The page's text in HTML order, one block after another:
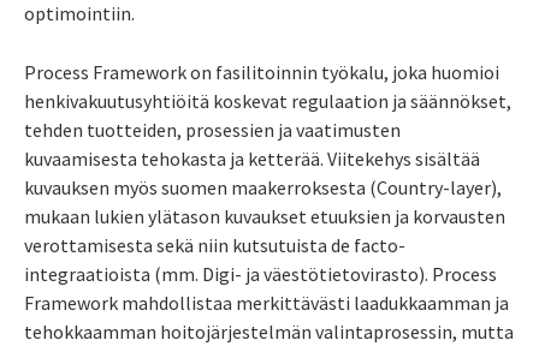
optimointiin.
Process Framework on fasilitoinnin työkalu, joka huomioi
henkivakuutusyhtiöitä koskevat regulaation ja säännökset,
tehden tuotteiden, prosessien ja vaatimusten
kuvaamisesta tehokasta ja ketterää. Viitekehys sisältää
kuvauksen myös suomen maakerroksesta (Country-layer),
mukaan lukien ylätason kuvaukset etuuksien ja korvausten
verottamisesta sekä niin kutsutuista de facto-
integraatioista (mm. Digi- ja väestötietovirasto). Process
Framework mahdollistaa merkittävästi laadukkaamman ja
tehokkaamman hoitojärjestelmän valintaprosessin, mutta